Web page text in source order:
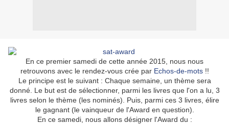
En ce premier samedi de cette année 2015, nous nous
retrouvons avec le rendez-vous crée par Echos-de-mots!!
Le principe est le suivant : Chaque semaine, un thème sera
donné. Le but est de sélectionner, parmi les livres que l'on a lu, 3
livres selon le thème (les nominés). Puis, parmi ces 3 livres, élire
le gagnant (le vainqueur de l'Award en question).
En ce samedi, nous allons désigner l'Award du :